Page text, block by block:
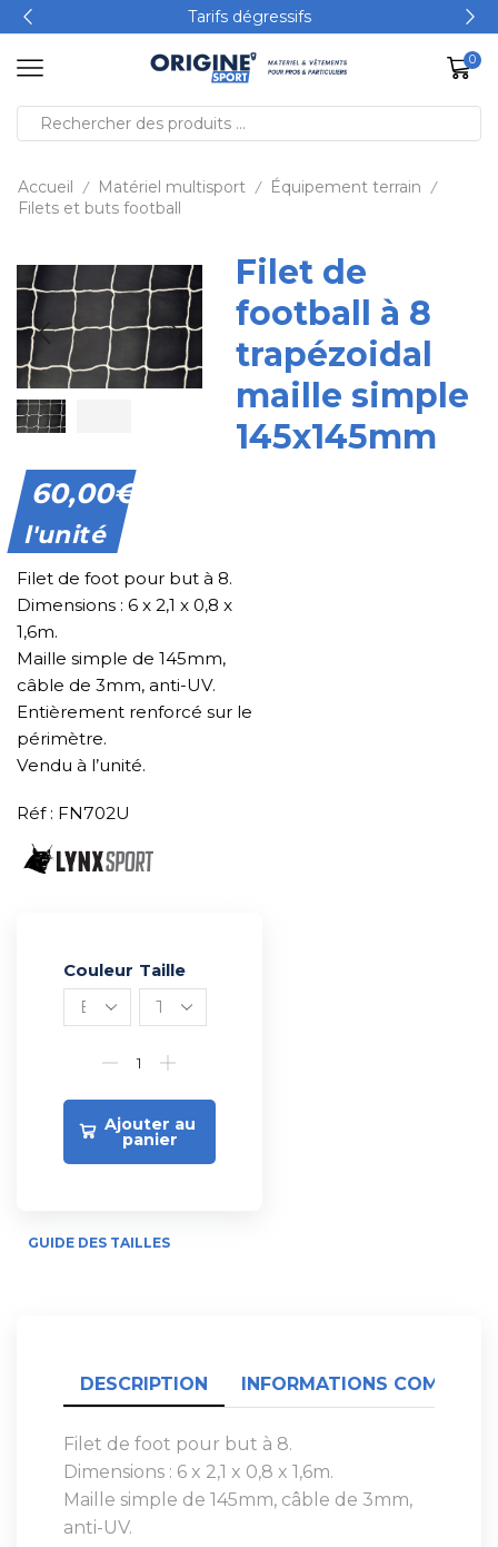
Tarifs dégressifs
0
Accueil / Matériel multisport / Équipement terrain /
Filets et buts football
Filet de
football à 8
trapézoidal
maille simple
145x145mm
60,00€
l'unité
Filet de foot pour but à 8.
Dimensions : 6 x 2,1 x 0,8 x
1,6m.
Maille simple de 145mm,
câble de 3mm, anti-UV.
Entièrement renforcé sur le
périmètre.
Vendu à l’unité.
Réf : FN702U
Couleur Taille
Ajouter au
panier
Alternative:
GUIDE DES TAILLES
DESCRIPTION INFORMATIONS
Filet de foot pour but à 8.
Dimensions : 6 x 2,1 x 0,8 x 1,6m.
Maille simple de 145mm, câble de 3mm,
anti-UV.